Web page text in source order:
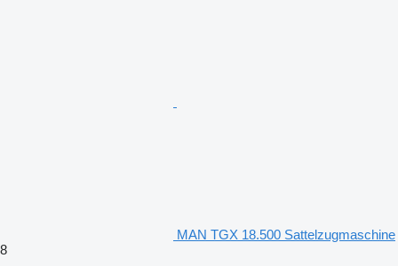
MAN TGX 18.500 Sattelzugmaschine
8